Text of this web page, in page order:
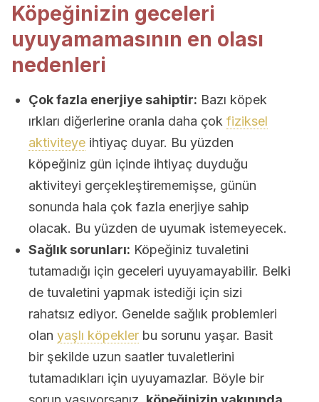
Köpeğinizin geceleri
uyuyamamasının en olası
nedenleri
Çok fazla enerjiye sahiptir: Bazı köpek
ırkları diğerlerine oranla daha çok fiziksel
aktiviteye ihtiyaç duyar. Bu yüzden
köpeğiniz gün içinde ihtiyaç duyduğu
aktiviteyi gerçekleştirememişse, günün
sonunda hala çok fazla enerjiye sahip
olacak. Bu yüzden de uyumak istemeyecek.
Sağlık sorunları: Köpeğiniz tuvaletini
tutamadığı için geceleri uyuyamayabilir. Belki
de tuvaletini yapmak istediği için sizi
rahatsız ediyor. Genelde sağlık problemleri
olan yaşlı köpekler bu sorunu yaşar. Basit
bir şekilde uzun saatler tuvaletlerini
tutamadıkları için uyuyamazlar. Böyle bir